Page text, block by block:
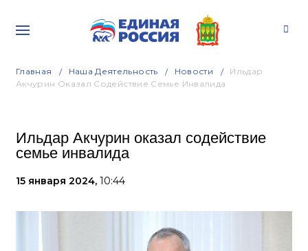
Главная Наша Деятельность Новости
Ильдар
Акчурин Оказал Содействие Семье Инвалида
Ильдар Акчурин оказал содействие
семье инвалида
15 января 2024, 10:44